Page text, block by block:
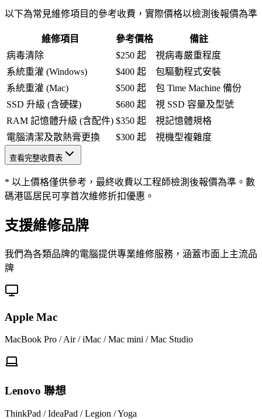
以下為常見維修項目的參考收費，實際價格以檢測後報價為準
維修項目 參考價格
備註
病毒清除
$250 起
視病毒嚴重程度
系統重灌 (Windows)
$400 起
包驅動程式安裝
系統重灌 (Mac)
$500 起
包 Time Machine 備份
SSD 升級 (含硬碟)
$680 起
視 SSD 容量及型號
RAM 記憶體升級 (含配件) $350 起
視記憶體規格
電腦清潔及散熱膏更換
$300 起 視機型複雜度
查看完整收費表
* 以上價格僅供參考，最終收費以工程師檢測後報價為準。數
碼港區居民可享首次維修折扣優惠。
支援維修品牌
我們為各類品牌的電腦提供專業維修服務，涵蓋市面上主流品
牌
Apple Mac
MacBook Pro / Air / iMac / Mac mini / Mac Studio
Lenovo 聯想
ThinkPad / IdeaPad / Legion / Yoga